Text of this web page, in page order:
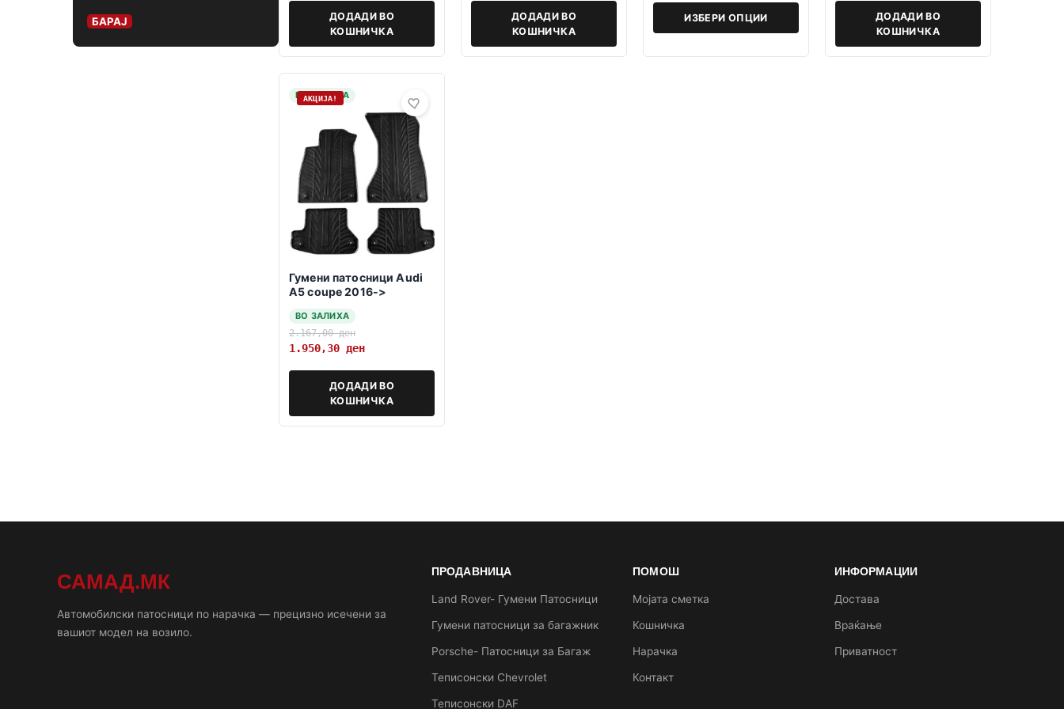
БАРАЈ
ДОДАДИ ВО
КОШНИЧКА
ДОДАДИ ВО
КОШНИЧКА
ИЗБЕРИ ОПЦИИ
ДОДАДИ ВО
КОШНИЧКА
НА ЗАЛИХА
АКЦИЈА!
Гумени патосници Audi
A5 coupe 2016->
ВО ЗАЛИХА
2.167,00ден
1.950,30 ден
ДОДАДИ ВО
КОШНИЧКА
САМАД.МК
Автомобилски патосници по нарачка — прецизно исечени за
вашиот модел на возило.
ПРОДАВНИЦА
Land Rover- Гумени Патосници
Гумени патосници за багажник
Porsche- Патосници за Багаж
Теписонски Chevrolet
Теписонски DAF
ПОМОШ
Мојата сметка
Кошничка
Нарачка
Контакт
ИНФОРМАЦИИ
Достава
Враќање
Приватност